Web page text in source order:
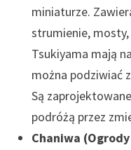
miniaturze.
strumienie,
Tsukiyama mają
można podziwiać
Są
podróżą przez
Chaniwa